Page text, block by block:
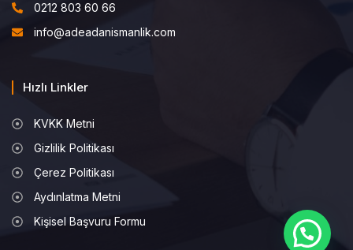
0212 803 60 66
info@adeadanismanlik.com
Hızlı Linkler
KVKK Metni
Gizlilik Politikası
Çerez Politikası
Aydınlatma Metni
Kişisel Başvuru Formu